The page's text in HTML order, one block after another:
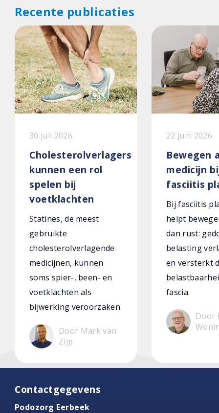
Recente publicaties
30 juli 2026
Cholesterolverlagers
kunnen een rol
spelen bij
voetklachten
Statines, de meest
gebruikte
cholesterolverlagende
medicijnen, kunnen
soms spier-, been- en
voetklachten als
bijwerking veroorzaken.
Door Mark van
Zijp
22 juni 2026
Bewegen
medicijn
fasciitis
Bij fasciitis
helpt
dan rust:
belasting
en versterkt
fascia.
Door
Contactgegevens
Podozorg Eerbeek